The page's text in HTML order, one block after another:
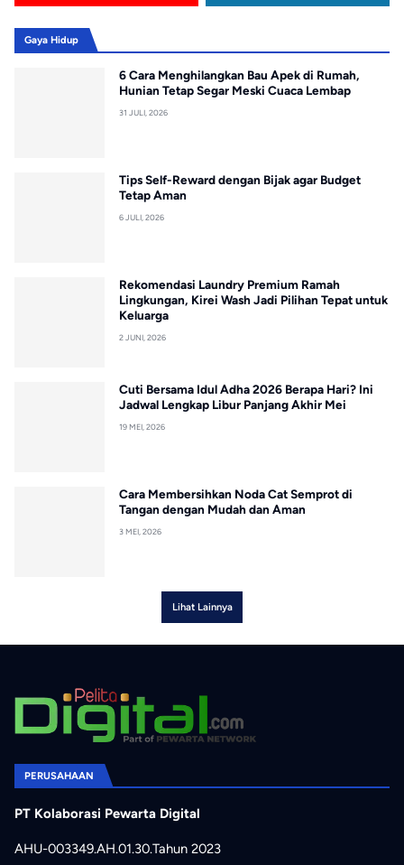
Gaya Hidup
6 Cara Menghilangkan Bau Apek di Rumah,
Hunian Tetap Segar Meski Cuaca Lembap
31 JULI, 2026
Tips Self-Reward dengan Bijak agar Budget
Tetap Aman
6 JULI, 2026
Rekomendasi Laundry Premium Ramah
Lingkungan, Kirei Wash Jadi Pilihan Tepat untuk
Keluarga
2 JUNI, 2026
Cuti Bersama Idul Adha 2026 Berapa Hari? Ini
Jadwal Lengkap Libur Panjang Akhir Mei
19 MEI, 2026
Cara Membersihkan Noda Cat Semprot di
Tangan dengan Mudah dan Aman
3 MEI, 2026
Lihat Lainnya
PERUSAHAAN
PT Kolaborasi Pewarta Digital
AHU-003349.AH.01.30.Tahun 2023